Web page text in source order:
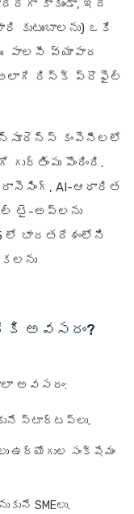
కాకుండా, ఇది
ఒకే
పాలసీ వ్యాపార
అలాగే రిస్క్ ప్రొఫైల్
కంపెనీలలో
పొందింది.
AI-ఆధారిత
టై-అప్‌లను
లో భారతదేశంలోని
అవసరం?
అవసరం:
స్టార్టప్‌లు.
సంక్షేమం
SMEలు.